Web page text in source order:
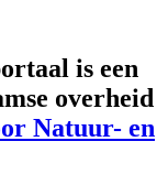
is een
overheid
Natuur- en